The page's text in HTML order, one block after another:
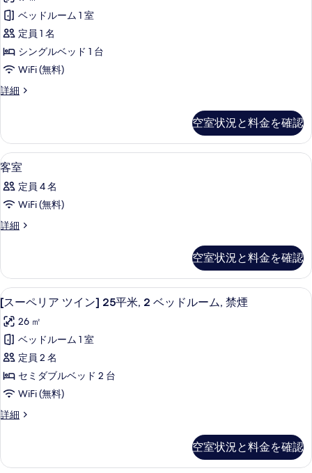
表
示
す
る
ベ
ッ
ド
2
台、
の
す
べ
て
の
写
を
表
示
す
る
シ
ン
グ
ル
ベ
ッ
ド
煙
の
詳
細
グ
ル
ル
ー
14.5
米,
喫
煙
可
の
す
の
写
真
を
表
示
す
る
ベッドルーム 1 室
定員 1 名
シングルベッド 1 台
WiFi (無料)
詳細
[シ
ル
ー
ム]
平
米,
煙
細
空室状況と料金を確認
客
室
の
べ
の
写
真
を
表
示
す
る
バスルームの設備 | シャワー付き浴
1
客室
定員 4 名
WiFi (無料)
詳細
客
細
空室状況と料金を確認
[ス
ー
ペ
リ
ア
ツ
ン]
平
[スーペリア ツイン] 25平米, 2 ベッ
8
[スーペリア ツイン] 25平米, 2 ベッドルーム, 禁煙
26 ㎡
ベッドルーム 1 室
定員 2 名
セミダブルベッド 2 台
WiFi (無料)
詳細
[ス
ア
空室状況と料金を確認